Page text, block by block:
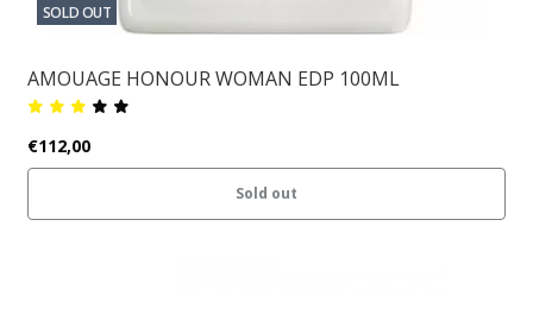
SOLD OUT
AMOUAGE HONOUR WOMAN EDP 100ML
€112,00
Sold out